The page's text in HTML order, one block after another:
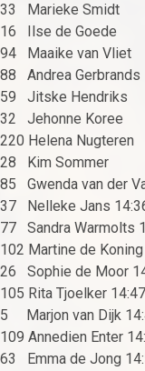
33 Marieke Smidt
16 Ilse de Goede
94 Maaike van
88 Andrea
59 Jitske
32 Jehonne
220 Helena
28 Kim Sommer
85 Gwenda van der
37 Nelleke Jans
77 Sandra Warmolts
102 Martine de
26 Sophie de Moor
105 Rita Tjoelker 14:47
5 Marjon van Dijk
109 Annedien Enter
63 Emma de Jong